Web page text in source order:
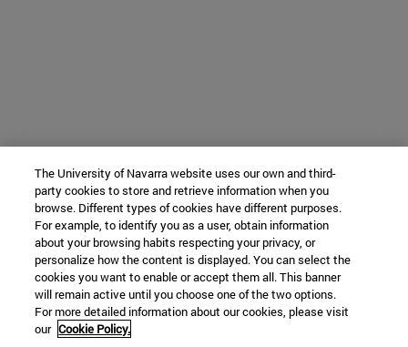
The University of Navarra website uses our own and third-
party cookies to store and retrieve information when you
browse. Different types of cookies have different purposes.
For example, to identify you as a user, obtain information
about your browsing habits respecting your privacy, or
personalize how the content is displayed. You can select the
cookies you want to enable or accept them all. This banner
will remain active until you choose one of the two options.
For more detailed information about our cookies, please visit
our Cookie Policy.